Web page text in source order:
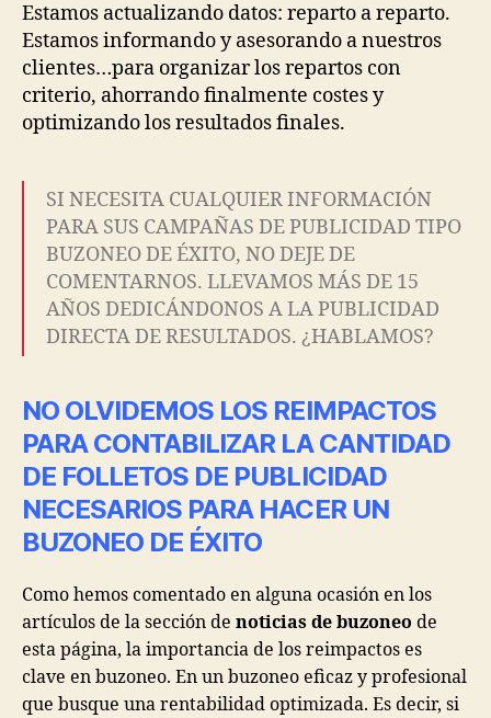
Estamos actualizando datos: reparto a reparto.
Estamos informando y asesorando a nuestros
clientes…para organizar los repartos con
criterio, ahorrando finalmente costes y
optimizando los resultados finales.
SI NECESITA CUALQUIER INFORMACIÓN
PARA SUS CAMPAÑAS DE PUBLICIDAD TIPO
BUZONEO DE ÉXITO, NO DEJE DE
COMENTARNOS. LLEVAMOS MÁS DE 15
AÑOS DEDICÁNDONOS A LA PUBLICIDAD
DIRECTA DE RESULTADOS. ¿HABLAMOS?
NO OLVIDEMOS LOS REIMPACTOS
PARA CONTABILIZAR LA CANTIDAD
DE FOLLETOS DE PUBLICIDAD
NECESARIOS PARA HACER UN
BUZONEO DE ÉXITO
Como hemos comentado en alguna ocasión en los
artículos de la sección de noticias de buzoneo de
esta página, la importancia de los reimpactos es
clave en buzoneo. En un buzoneo eficaz y profesional
que busque una rentabilidad optimizada. Es decir, si